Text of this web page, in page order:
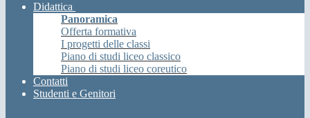
Didattica
Panoramica
Offerta formativa
I progetti delle classi
Piano di studi liceo classico
Piano di studi liceo coreutico
Contatti
Studenti e Genitori